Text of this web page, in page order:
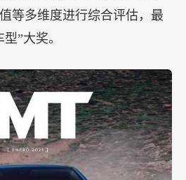
等多维度进行综合评估，最
”大奖。